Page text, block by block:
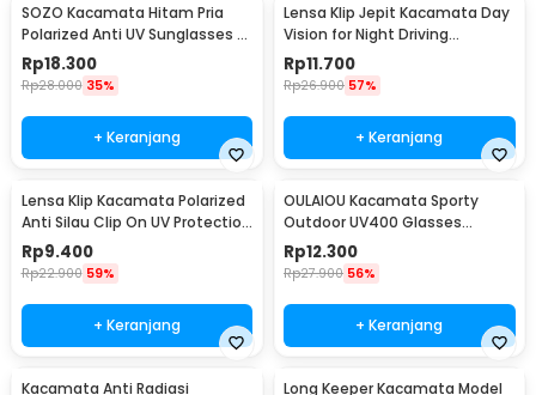
SOZO Kacamata Hitam Pria
Polarized Anti UV Sunglasses -
3403
Rp18.300
Rp28.000 35%
+ Keranjang
Lensa Klip Jepit Kacamata Day
Vision for Night Driving
Polarized
Rp11.700
Rp26.900 57%
+ Keranjang
Lensa Klip Kacamata Polarized
Anti Silau Clip On UV Protection
Uniseks - Y16211
Rp9.400
Rp22.900 59%
+ Keranjang
OULAIOU Kacamata Sporty
Outdoor UV400 Glasses
Silicone Frame - 9837
Rp12.300
Rp27.900 56%
+ Keranjang
Kacamata Anti Radiasi Long Keeper Kacamata Model